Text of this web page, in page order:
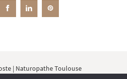
| Naturopathe Toulouse